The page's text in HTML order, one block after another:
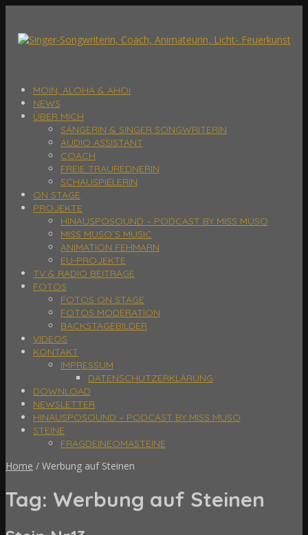
MOIN, ALOHA & AHOI
NEWS
ÜBER MICH
SÄNGERIN & SINGER SONGWRITERIN
AUDIO ASSISTANT
COACH
FREIE TRAUREDNERIN
SCHAUSPIELERIN
ON STAGE
PROJEKTE
HINAUSPOSOUND – PODCAST BY MISS MUSO
MISS MUSO´S MUSIC
ANIMATION FEHMARN
EU-PROJEKTE
TV & RADIO BEITRÄGE
FOTOS
FOTOS ON STAGE
FOTOS MODERATION
BACKSTAGEBILDER
VIDEOS
KONTAKT
IMPRESSUM
DATENSCHUTZERKLÄRUNG
DOWNLOAD
NEWSLETTER
HINAUSPOSOUND – PODCAST BY MISS MUSO
STEINE
FRAGDEINEOMASTEINE
Home / Werbung auf Steinen
Tag: Werbung auf Steinen